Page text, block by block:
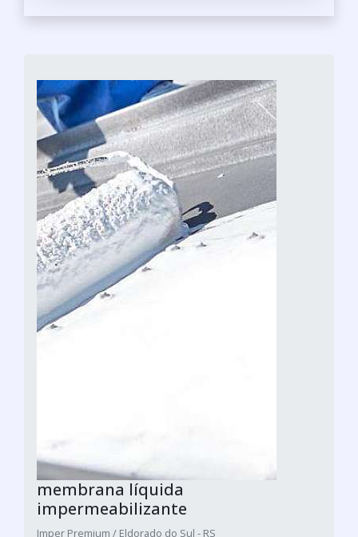
membrana líquida
impermeabilizante
Imper Premium / Eldorado do Sul - RS